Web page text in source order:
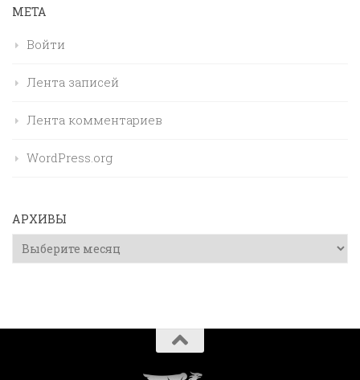
МЕТА
Войти
Лента записей
Лента комментариев
WordPress.org
АРХИВЫ
Архивы